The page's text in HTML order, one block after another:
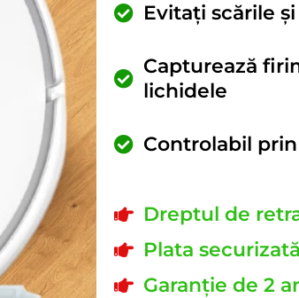
Evitați scările
Capturează
lichidele
Controlabil
Dreptul de
Plata
Garanție de 2